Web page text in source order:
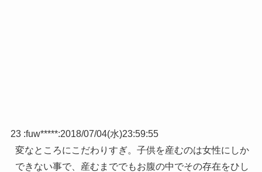
23 :fuw*****:2018/07/04(水)23:59:55
変なところにこだわりすぎ。子供を産むのは女性にしか
できない事で、産むまででもお腹の中でその存在をひし